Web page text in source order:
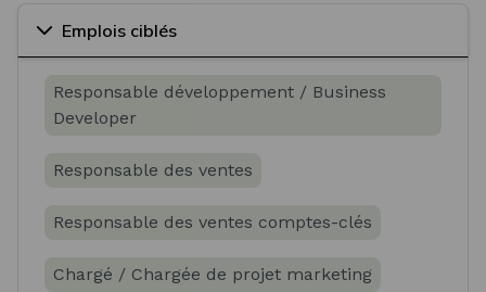
Emplois ciblés
Responsable développement / Business
Developer
Responsable des ventes
Responsable des ventes comptes-clés
Chargé / Chargée de projet marketing